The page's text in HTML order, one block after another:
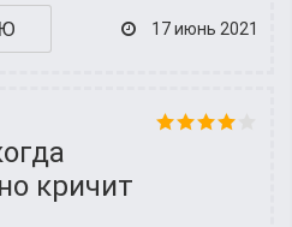
17 июнь 2021
кричит